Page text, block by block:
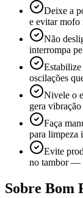
Deixe a
e evitar mofo
Não
interrompa
oscilações
Nivele o
gera
Faça
para limpeza
Evite
no tambor —
Sobre Bom